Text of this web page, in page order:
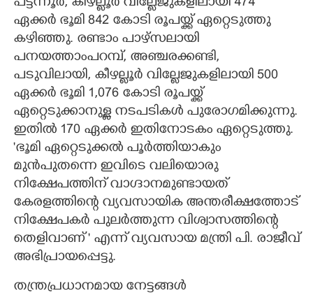
പട്ടന്നൂർ, കീഴല്ലൂർ വില്ലേജുകളിലായി 474
ഏക്കർ ഭൂമി 842 കോടി രൂപയ്ക്ക് ഏറ്റെടുത്തു
കഴിഞ്ഞു. രണ്ടാം പാഴ്സലായി
പനയത്താംപറമ്പ്, അഞ്ചരക്കണ്ടി,
പടുവിലായി, കീഴല്ലൂർ വില്ലേജുകളിലായി 500
ഏക്കർ ഭൂമി 1,076 കോടി രൂപയ്ക്ക്
ഏറ്റെടുക്കാനുള്ള നടപടികൾ പുരോഗമിക്കുന്നു.
ഇതിൽ 170 ഏക്കർ ഇതിനോടകം ഏറ്റെടുത്തു.
'ഭൂമി ഏറ്റെടുക്കൽ പൂർത്തിയാകും
മുൻപുതന്നെ ഇവിടെ വലിയൊരു
നിക്ഷേപത്തിന് വാഗ്ദാനമുണ്ടായത്
കേരളത്തിന്റെ വ്യവസായിക അന്തരീക്ഷത്തോട്
നിക്ഷേപകർ പുലർത്തുന്ന വിശ്വാസത്തിന്റെ
തെളിവാണ് " എന്ന് വ്യവസായ മന്ത്രി പി. രാജീവ്
അഭിപ്രായപ്പെട്ടു.
തന്ത്രപ്രധാനമായ നേട്ടങ്ങൾ